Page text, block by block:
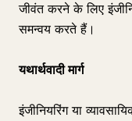
जीवंत करने के लिए
समन्वय करते हैं।
यथार्थवादी मार्ग
इंजीनियरिंग या